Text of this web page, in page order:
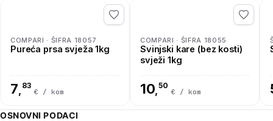
COMPARI · ŠIFRA 18057
Pureća prsa svježa 1kg
7, 83
€ / kom
COMPARI · ŠIFRA 18055
Svinjski kare (bez kosti)
svježi 1kg
10,50
€ / kom
OSNOVNI PODACI